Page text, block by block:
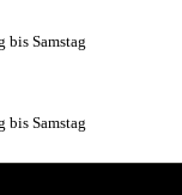
bis Samstag
bis Samstag